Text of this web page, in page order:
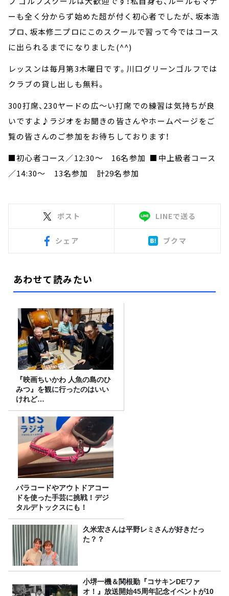
ーも全く分からず始めた超が付く初心者でしたが、坂本浩
プロ、坂本修二プロにこのスクールで習って今ではコース
に出られるまでになりました(^^)
レッスンは毎月第3木曜日です。川口グリーンゴルフでは
クラブの貸し出しも無料。
300打席、230ヤードの広～い打席での練習は気持ちが良
いですよ♪ラジオをお聞きの皆さんやホームページをご
覧の皆さんのご参加をお待ちしております！
■初心者コース／12:30～ 16名参加 ■中上級者コース
／14:30～ 13名参加 計29名参加
ポスト LINEで送る
シェア ブクマ
あわせて読みたい
『映画ちいかわ 人魚の島のひ
みつ』を観に行ったのはいい
けれど…
パラコードやアウトドアコー
ドを使った手芸に挑戦！デジ
タルデトックスにも！
久米宏さんは平野レミさんが好きだっ
た？？
小堺一機＆関根勤『コサキンDEワァ
オ！』放送開始45周年記念イベントが10